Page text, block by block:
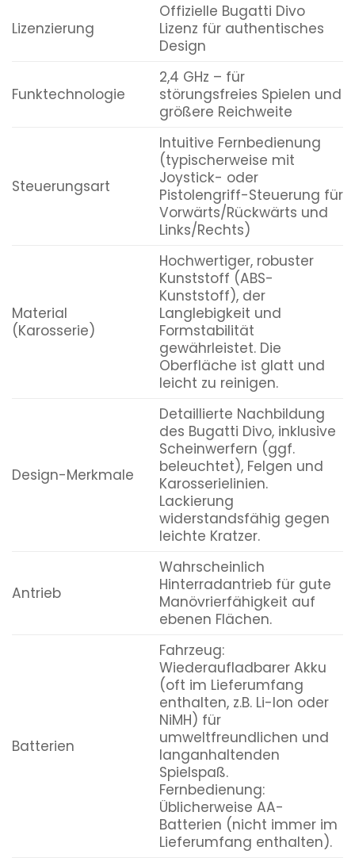
Lizenzierung
Offizielle Bugatti Divo
Lizenz für authentisches
Design
Funktechnologie
2,4 GHz – für
störungsfreies Spielen und
größere Reichweite
Steuerungsart
Intuitive Fernbedienung
(typischerweise mit
Joystick- oder
Pistolengriff-Steuerung für
Vorwärts/Rückwärts und
Links/Rechts)
Material
(Karosserie)
Hochwertiger, robuster
Kunststoff (ABS-
Kunststoff), der
Langlebigkeit und
Formstabilität
gewährleistet. Die
Oberfläche ist glatt und
leicht zu reinigen.
Design-Merkmale
Detaillierte Nachbildung
des Bugatti Divo, inklusive
Scheinwerfern (ggf.
beleuchtet), Felgen und
Karosserielinien.
Lackierung
widerstandsfähig gegen
leichte Kratzer.
Antrieb
Wahrscheinlich
Hinterradantrieb für gute
Manövrierfähigkeit auf
ebenen Flächen.
Batterien
Fahrzeug:
Wiederaufladbarer Akku
(oft im Lieferumfang
enthalten, z.B. Li-Ion oder
NiMH) für
umweltfreundlichen und
langanhaltenden
Spielspaß.
Fernbedienung:
Üblicherweise AA-
Batterien (nicht immer im
Lieferumfang enthalten).